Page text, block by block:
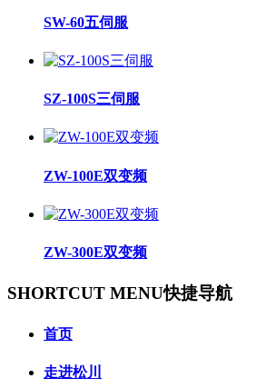
SW-60五伺服
SZ-100S三伺服
ZW-100E双变频
ZW-300E双变频
SHORTCUT MENU快捷导航
首页
走进松川